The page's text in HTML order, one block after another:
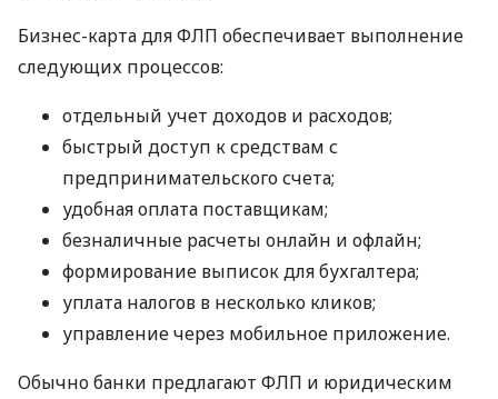
Бизнес-карта для ФЛП обеспечивает выполнение
следующих процессов:
отдельный учет доходов и расходов;
быстрый доступ к средствам с
предпринимательского счета;
удобная оплата поставщикам;
безналичные расчеты онлайн и офлайн;
формирование выписок для бухгалтера;
уплата налогов в несколько кликов;
управление через мобильное приложение.
Обычно банки предлагают ФЛП и юридическим